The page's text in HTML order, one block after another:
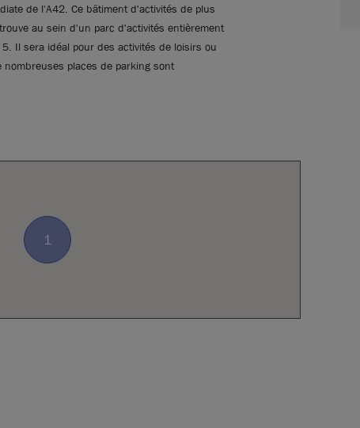
de l'A42. Ce bâtiment d'activités de plus
au sein d'un parc d'activités entièrement
Il sera idéal pour des activités de loisirs ou
places de parking sont
1